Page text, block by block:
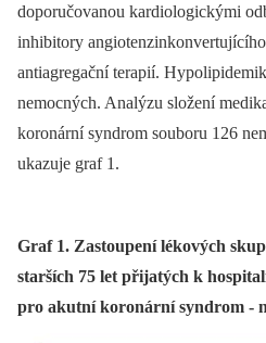
doporučovanou kardiologickými
inhibitory
antiagregační terapií.
nemocných. Analýzu složení
koronární syndrom souboru 126
ukazuje graf 1.
Graf 1. Zastoupení lékových
starších 75 let přijatých k
pro akutní koronární syndrom -